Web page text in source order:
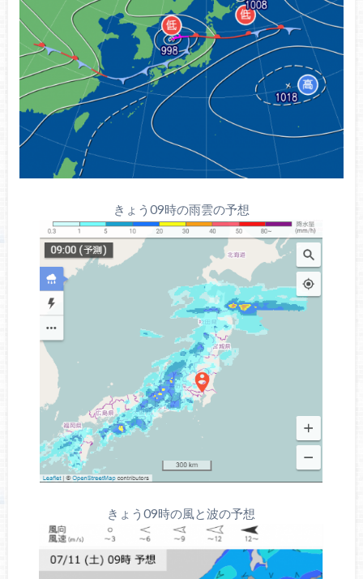
きょう09時の雨雲の予想
きょう09時の風と波の予想